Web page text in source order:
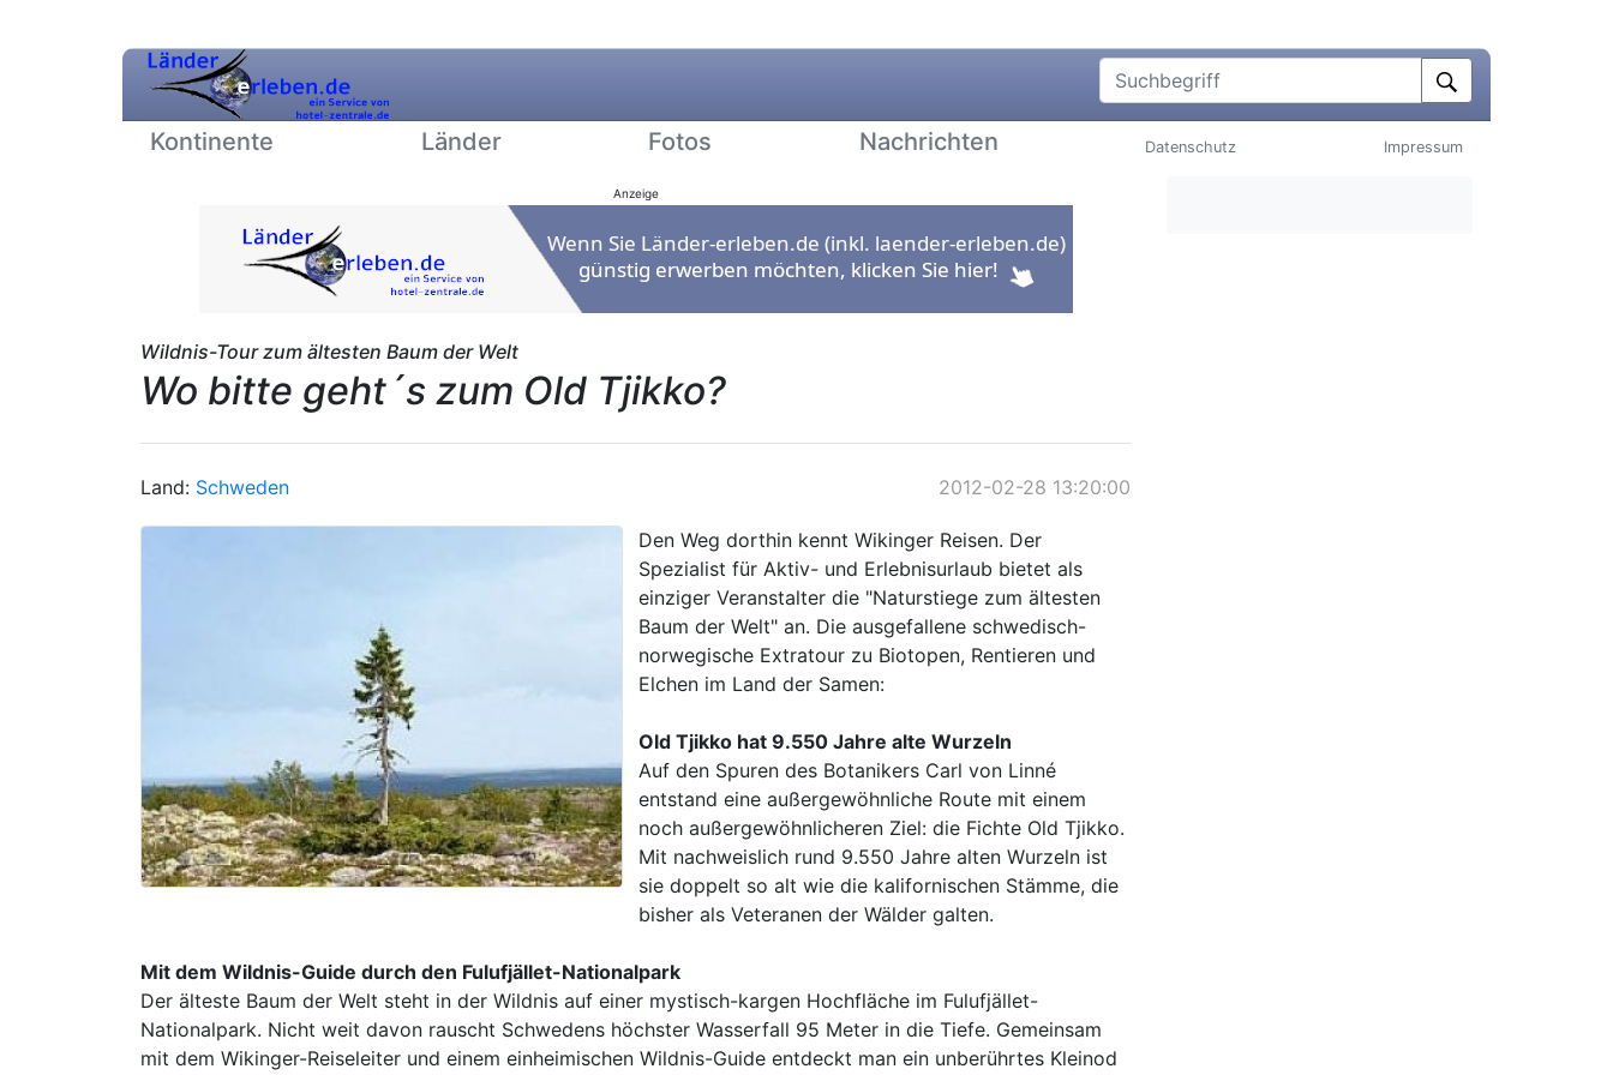
Suchbegriff
Kontinente Länder Fotos Nachrichten Datenschutz Impressum
Anzeige
Wildnis-Tour zum ältesten Baum der Welt
Wo bitte geht´s zum Old Tjikko?
Land: Schweden 2012-02-28 13:20:00
Den Weg dorthin kennt Wikinger Reisen. Der
Spezialist für Aktiv- und Erlebnisurlaub bietet als
einziger Veranstalter die "Naturstiege zum ältesten
Baum der Welt" an. Die ausgefallene schwedisch-
norwegische Extratour zu Biotopen, Rentieren und
Elchen im Land der Samen:
Old Tjikko hat 9.550 Jahre alte Wurzeln
Auf den Spuren des Botanikers Carl von Linné
entstand eine außergewöhnliche Route mit einem
noch außergewöhnlicheren Ziel: die Fichte Old Tjikko.
Mit nachweislich rund 9.550 Jahre alten Wurzeln ist
sie doppelt so alt wie die kalifornischen Stämme, die
bisher als Veteranen der Wälder galten.
Mit dem Wildnis-Guide durch den Fulufjället-Nationalpark
Der älteste Baum der Welt steht in der Wildnis auf einer mystisch-kargen Hochfläche im Fulufjället-
Nationalpark. Nicht weit davon rauscht Schwedens höchster Wasserfall 95 Meter in die Tiefe. Gemeinsam
mit dem Wikinger-Reiseleiter und einem einheimischen Wildnis-Guide entdeckt man ein unberührtes Kleinod